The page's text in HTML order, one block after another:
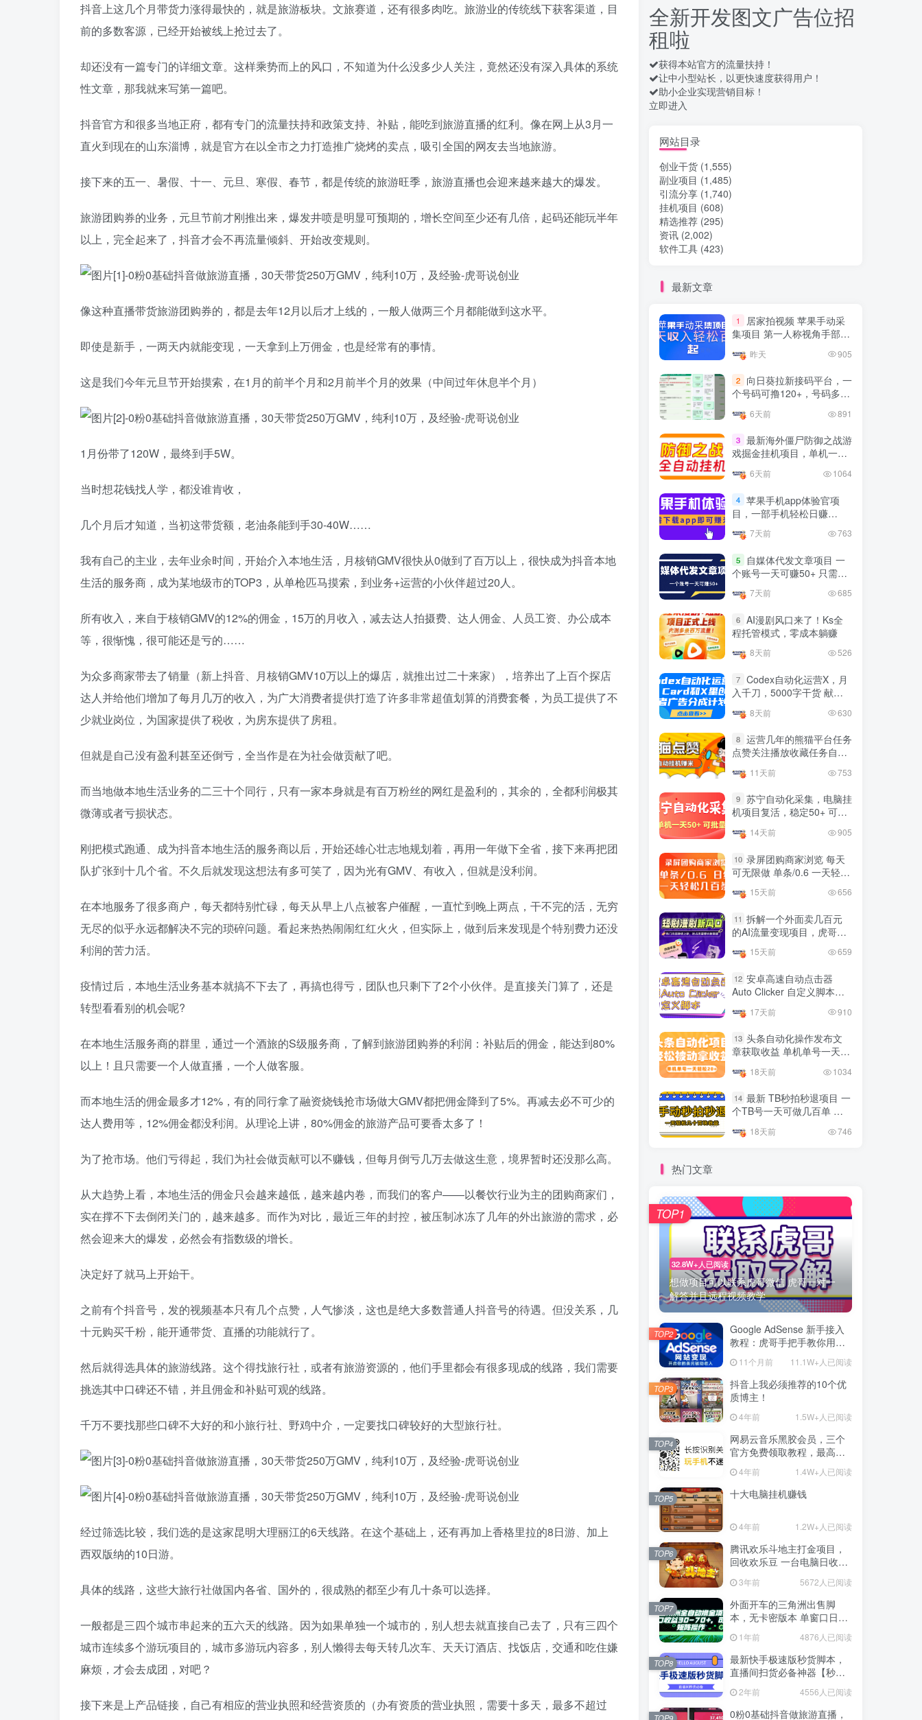
抖音上这几个月带货力涨得最快的，就是旅游板块。文旅赛道，还有很多肉吃。旅游业的传统线下获客渠道，目
前的多数客源，已经开始被线上抢过去了。
却还没有一篇专门的详细文章。这样乘势而上的风口，不知道为什么没多少人关注，竟然还没有深入具体的系统
性文章，那我就来写第一篇吧。
抖音官方和很多当地正府，都有专门的流量扶持和政策支持、补贴，能吃到旅游直播的红利。像在网上从3月一
直火到现在的山东淄博，就是官方在以全市之力打造推广烧烤的卖点，吸引全国的网友去当地旅游。
接下来的五一、暑假、十一、元旦、寒假、春节，都是传统的旅游旺季，旅游直播也会迎来越来越大的爆发。
旅游团购券的业务，元旦节前才刚推出来，爆发井喷是明显可预期的，增长空间至少还有几倍，起码还能玩半年
以上，完全起来了，抖音才会不再流量倾斜、开始改变规则。
像这种直播带货旅游团购券的，都是去年12月以后才上线的，一般人做两三个月都能做到这水平。
即使是新手，一两天内就能变现，一天拿到上万佣金，也是经常有的事情。
这是我们今年元旦节开始摸索，在1月的前半个月和2月前半个月的效果（中间过年休息半个月）
1月份带了120W，最终到手5W。
当时想花钱找人学，都没谁肯收，
几个月后才知道，当初这带货额，老油条能到手30-40W……
我有自己的主业，去年业余时间，开始介入本地生活，月核销GMV很快从0做到了百万以上，很快成为抖音本地
生活的服务商，成为某地级市的TOP3，从单枪匹马摸索，到业务+运营的小伙伴超过20人。
所有收入，来自于核销GMV的12%的佣金，15万的月收入，减去达人拍摄费、达人佣金、人员工资、办公成本
等，很惭愧，很可能还是亏的……
为众多商家带去了销量（新上抖音、月核销GMV10万以上的爆店，就推出过二十来家），培养出了上百个探店
达人并给他们增加了每月几万的收入，为广大消费者提供打造了许多非常超值划算的消费套餐，为员工提供了不
少就业岗位，为国家提供了税收，为房东提供了房租。
但就是自己没有盈利甚至还倒亏，全当作是在为社会做贡献了吧。
而当地做本地生活业务的二三十个同行，只有一家本身就是有百万粉丝的网红是盈利的，其余的，全都利润极其
微薄或者亏损状态。
刚把模式跑通、成为抖音本地生活的服务商以后，开始还雄心壮志地规划着，再用一年做下全省，接下来再把团
队扩张到十几个省。不久后就发现这想法有多可笑了，因为光有GMV、有收入，但就是没利润。
在本地服务了很多商户，每天都特别忙碌，每天从早上八点被客户催醒，一直忙到晚上两点，干不完的活，无穷
无尽的似乎永远都解决不完的琐碎问题。看起来热热闹闹红红火火，但实际上，做到后来发现是个特别费力还没
利润的苦力活。
疫情过后，本地生活业务基本就搞不下去了，再搞也得亏，团队也只剩下了2个小伙伴。是直接关门算了，还是
转型看看别的机会呢?
在本地生活服务商的群里，通过一个酒旅的S级服务商，了解到旅游团购券的利润：补贴后的佣金，能达到80%
以上！且只需要一个人做直播，一个人做客服。
而本地生活的佣金最多才12%，有的同行拿了融资烧钱抢市场做大GMV都把佣金降到了5%。再减去必不可少的
达人费用等，12%佣金都没利润。从理论上讲，80%佣金的旅游产品可要香太多了！
为了抢市场。他们亏得起，我们为社会做贡献可以不赚钱，但每月倒亏几万去做这生意，境界暂时还没那么高。
从大趋势上看，本地生活的佣金只会越来越低，越来越内卷，而我们的客户——以餐饮行业为主的团购商家们，
实在撑不下去倒闭关门的，越来越多。而作为对比，最近三年的封控，被压制冰冻了几年的外出旅游的需求，必
然会迎来大的爆发，必然会有指数级的增长。
决定好了就马上开始干。
之前有个抖音号，发的视频基本只有几个点赞，人气惨淡，这也是绝大多数普通人抖音号的待遇。但没关系，几
十元购买千粉，能开通带货、直播的功能就行了。
然后就得选具体的旅游线路。这个得找旅行社，或者有旅游资源的，他们手里都会有很多现成的线路，我们需要
挑选其中口碑还不错，并且佣金和补贴可观的线路。
千万不要找那些口碑不大好的和小旅行社、野鸡中介，一定要找口碑较好的大型旅行社。
经过筛选比较，我们选的是这家昆明大理丽江的6天线路。在这个基础上，还有再加上香格里拉的8日游、加上
西双版纳的10日游。
具体的线路，这些大旅行社做国内各省、国外的，很成熟的都至少有几十条可以选择。
一般都是三四个城市串起来的五六天的线路。因为如果单独一个城市的，别人想去就直接自己去了，只有三四个
城市连续多个游玩项目的，城市多游玩内容多，别人懒得去每天转几次车、天天订酒店、找饭店，交通和吃住嫌
麻烦，才会去成团，对吧？
接下来是上产品链接，自己有相应的营业执照和经营资质的（办有资质的营业执照，需要十多天，最多不超过
12 安卓高速自动点击器
工具
13 头条自动化操作发布文
章获取收益 单机单号一天下
热门文章
想做项目可以联系虎哥微信 虎哥一对一
解答并且远程视频教学
TOP1
Google AdSense 新手接入
教程：虎哥手把手教你用网
站赚取美元收入
TOP2
质博主！
4年前 1.5W+人已阅读
网易云音乐黑胶会员，三个
官方免费领取教程，最高可
领1年
4年前 1.4W+人已阅读
十大电脑挂机赚钱
4年前 1.2W+人已阅读
TOP5
腾讯欢乐斗地主打金项目，
回收欢乐豆 一台电脑日收益
500+
3年前 5672人已阅读
TOP6
外面开车的三角洲出售脚
本，无卡密版本 单窗口日收
益30-70+ 可批量操作
1年前 4876人已阅读
TOP7
最新快手极速版秒货脚本，
直播间扫货必备神器【秒货
2年前 4556人已阅读
TOP8
0粉0基础抖音做旅游直播，
30天带货250万GMV，纯利
10万，及经验
TOP9
国内最多电脑挂机赚钱项目
TOP10
友情链接申请联系虎哥
全新开发图文广告位招
租啦
获得本站官方的流量扶持！
让中小型站长，以更快速度获得用户！
助小企业实现营销目标！
立即进入
网站目录
创业干货 (1,555)
副业项目 (1,485)
引流分享 (1,740)
挂机项目 (608)
精选推荐 (295)
资讯 (2,002)
软件工具 (423)
最新文章
1
居家拍视频 苹果手动采
集项目 第一人称视角手部操
元起昨天 905
2
向日葵拉新接码平台，一
个号码可撸120+，号码多的
6天前 891
3 最新海外僵尸防御之战游
戏掘金挂机项目，单机一天
6天前 1064
4 苹果手机app体验官项
目，一部手机轻松日赚
载安装app即可获取高额收
益
7天前 763
5
自媒体代发文章项目 一
个账号一天可赚50+ 只需动
7天前 685
6 AI漫剧风口来了！Ks全
程托管模式，零成本躺赚
8天前 526
7 Codex自动化运营X，月
入千刀，5000字干货 献给
8天前 630
8 运营几年的熊猫平台任务
点赞关注播放收藏任务自动
量
11天前 753
9 苏宁自动化采集，电脑挂
机项目复活，稳定50+ 可批
14天前 905
10 录屏团购商家浏览 每天
可无限做 单条/0.6 一天轻松
15天前 656
11 拆解一个外面卖几百元
的AI流量变现项目，虎哥这
15天前 659
12 安卓高速自动点击器
Auto Clicker 自定义脚本、
工具17天前 910
13 头条自动化操作发布文
章获取收益 单机单号一天下
18天前 1034
14 最新 TB秒拍秒退项目 一
个TB号一天可做几百单 单
18天前 746
热门文章
32.8W+人已阅读
想做项目可以联系虎哥微信 虎哥一对一
解答并且远程视频教学
TOP1
Google AdSense 新手接入
教程：虎哥手把手教你用网
站赚取美元收入
11个月前 11.1W+人已阅读
TOP2
抖音上我必须推荐的10个优
质博主！
4年前 1.5W+人已阅读
TOP3
网易云音乐黑胶会员，三个
官方免费领取教程，最高可
领1年
4年前 1.4W+人已阅读
TOP4
十大电脑挂机赚钱
4年前 1.2W+人已阅读
TOP5
腾讯欢乐斗地主打金项目，
回收欢乐豆 一台电脑日收益
3年前 5672人已阅读
TOP6
外面开车的三角洲出售脚
本，无卡密版本 单窗口日收
1年前 4876人已阅读
TOP7
最新快手极速版秒货脚本，
直播间扫货必备神器【秒货
2年前 4556人已阅读
TOP8
0粉0基础抖音做旅游直播，